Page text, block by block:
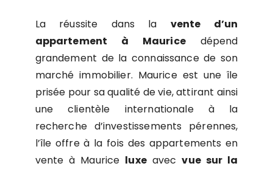
La réussite dans la vente d’un
appartement à Mauricedépend
grandement de la connaissance de son
marché immobilier. Maurice est une île
prisée pour sa qualité de vie, attirant ainsi
une clientèle internationale à la
recherche d’investissements pérennes,
l’île offre à la fois des appartements en
vente à Maurice luxeavecvue sur la